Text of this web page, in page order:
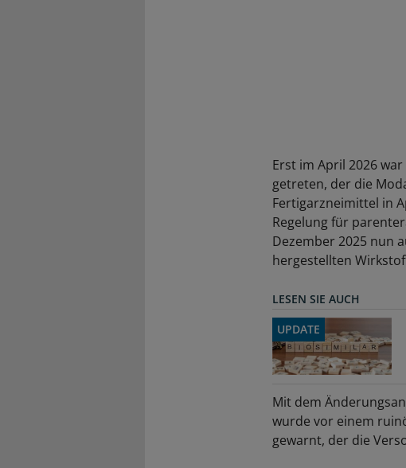
Erst im April 2026 war
getreten, der die
Fertigarzneimittel in
Regelung für
Dezember 2025 nun
hergestellten
LESEN SIE AUCH
UPDATE
Mit dem
wurde vor einem
gewarnt, der die